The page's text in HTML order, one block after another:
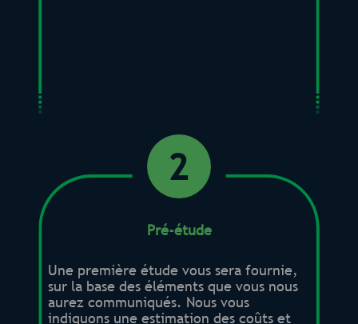
2
Pré-étude
Une première étude vous sera fournie,
sur la base des éléments que vous nous
aurez communiqués. Nous vous
indiquons une estimation des coûts et